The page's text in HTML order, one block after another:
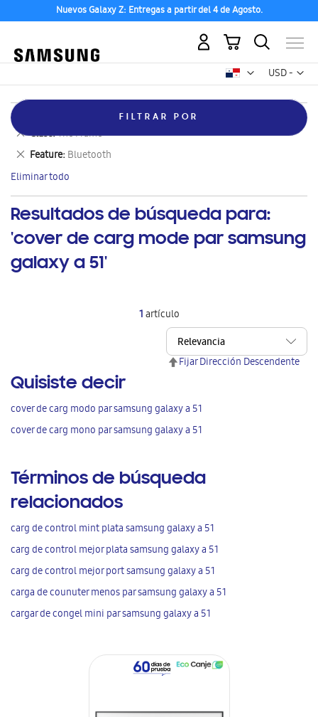
Nuevos Galaxy Z: Entregas a partir del 4 de Agosto.
USD -
dólar
Mi carrito
Resultados de búsqueda para:
'cover de carg mode par samsung
galaxy a 51'
1artículo
Fijar Dirección Descendente
Quisiste decir
cover de carg modo par samsung galaxy a 51
cover de carg mono par samsung galaxy a 51
Términos de búsqueda
relacionados
carg de control mint plata samsung galaxy a 51
carg de control mejor plata samsung galaxy a 51
carg de control mejor port samsung galaxy a 51
carga de counuter menos par samsung galaxy a 51
cargar de congel mini par samsung galaxy a 51
FILTRAR POR
artículo
Clase The Frame
Eliminar
este
artículo
Feature Bluetooth
Eliminar
este
artículo
Eliminar todo